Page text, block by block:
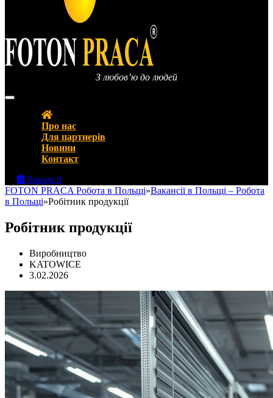
З любов’ю до людей
Про нас
Для партнерів
Новини
Контакт
Вакансії
FOTON PRACA Робота в Польщі»Вакансії в Польщі – Робота
в Польщі»Робітник продукції
Робітник продукції
Виробництво
KATOWICE
3.02.2026